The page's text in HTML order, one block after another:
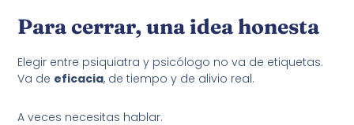
Para cerrar, una idea honesta
Elegir entre psiquiatra y psicólogo no va de etiquetas.
Va de eficacia, de tiempo y de alivio real.
A veces necesitas hablar.